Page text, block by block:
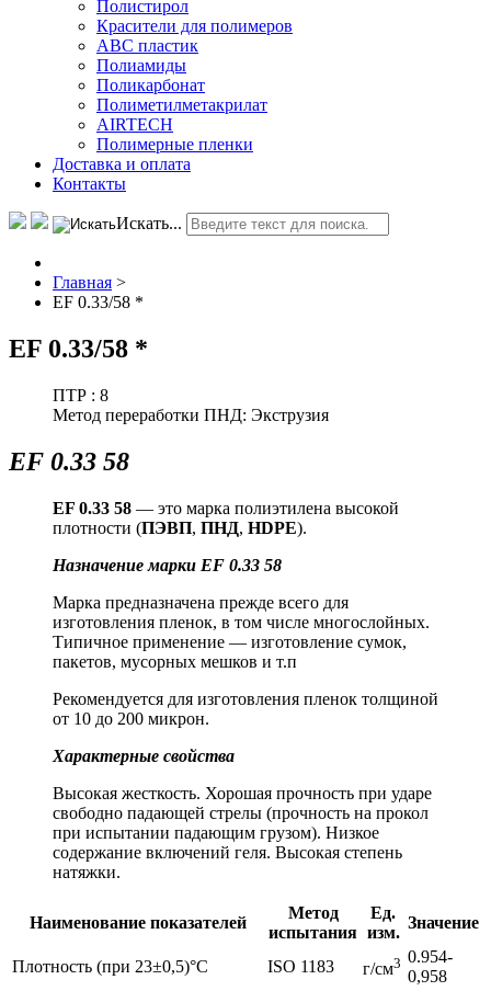
Полистирол
Красители для полимеров
АВС пластик
Полиамиды
Поликарбонат
Полиметилметакрилат
AIRTECH
Полимерные пленки
Доставка и оплата
Контакты
Искать...
Главная >
EF 0.33/58 *
EF 0.33/58 *
ПТР : 8
Метод переработки ПНД: Экструзия
EF 0.33 58
EF 0.33 58 — это марка полиэтилена высокой
плотности (ПЭВП, ПНД, HDPE).
Назначение марки EF 0.33 58
Марка предназначена прежде всего для
изготовления пленок, в том числе многослойных.
Типичное применение — изготовление сумок,
пакетов, мусорных мешков и т.п
Рекомендуется для изготовления пленок толщиной
от 10 до 200 микрон.
Характерные свойства
Высокая жесткость. Хорошая прочность при ударе
свободно падающей стрелы (прочность на прокол
при испытании падающим грузом). Низкое
содержание включений геля. Высокая степень
натяжки.
Наименование показателей
Метод
испытания
Ед.
изм.
Значение
Плотность (при 23±0,5)°C ISO 1183 г/см3 0.954-
0,958